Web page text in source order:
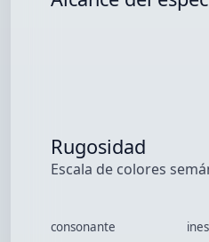
Rugosidad
Escala de colores
consonante